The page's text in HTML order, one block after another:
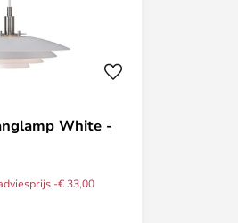
White -
-€ 33,00